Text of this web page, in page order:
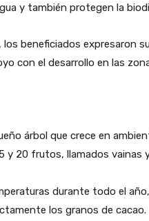
y también protegen la
los beneficiados expresaron
con el desarrollo en las
árbol que crece en
y 20 frutos, llamados vainas
durante todo el
los granos de cacao.